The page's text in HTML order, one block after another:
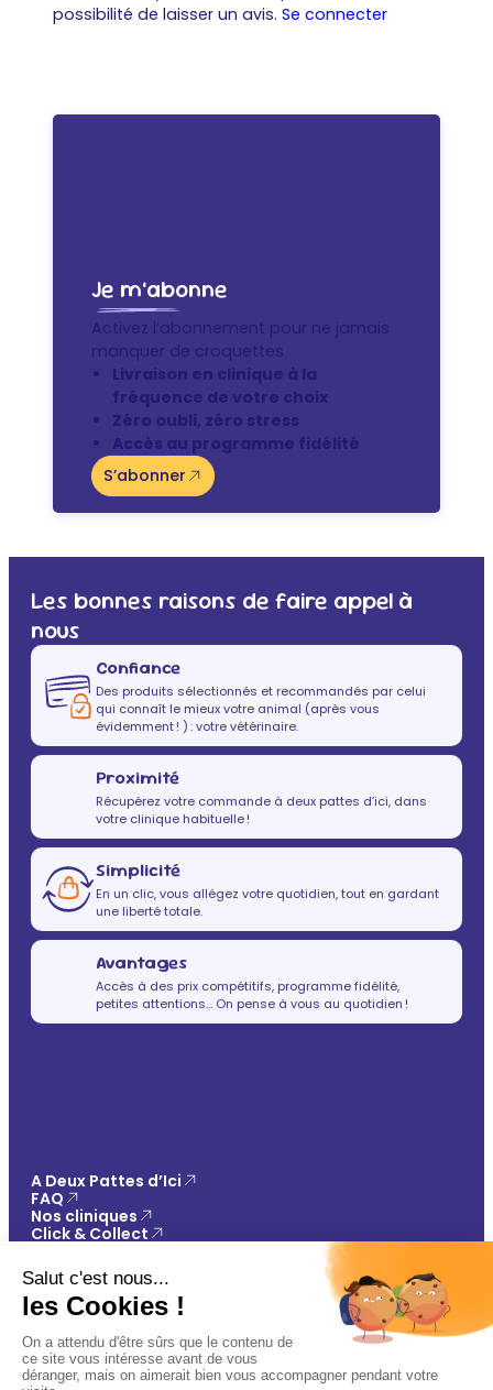
possibilité de laisser un avis. Se connecter
Je m’abonne
Activez l’abonnement pour ne jamais
manquer de croquettes
Livraison en clinique à la
fréquence de votre choix
Zéro oubli, zéro stress
Accès au programme fidélité
S’abonner
Les bonnes raisons de faire appel à
nous
Confiance
Des produits sélectionnés et recommandés par celui
qui connaît le mieux votre animal (après vous
évidemment ! ) : votre vétérinaire.
Proximité
Récupérez votre commande à deux pattes d’ici, dans
votre clinique habituelle !
Simplicité
En un clic, vous allégez votre quotidien, tout en gardant
une liberté totale.
Avantages
Accès à des prix compétitifs, programme fidélité,
petites attentions… On pense à vous au quotidien !
A Deux Pattes d’Ici
FAQ
Nos cliniques
Click & Collect
Vos avantages
Conseils
Paiement 100% sécurisé